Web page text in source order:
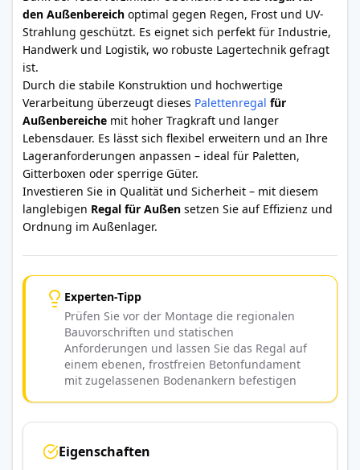
den Außenbereich optimal gegen Regen, Frost und UV-
Strahlung geschützt. Es eignet sich perfekt für Industrie,
Handwerk und Logistik, wo robuste Lagertechnik gefragt
ist.
Durch die stabile Konstruktion und hochwertige
Verarbeitung überzeugt dieses Palettenregal für
Außenbereiche mit hoher Tragkraft und langer
Lebensdauer. Es lässt sich flexibel erweitern und an Ihre
Lageranforderungen anpassen – ideal für Paletten,
Gitterboxen oder sperrige Güter.
Investieren Sie in Qualität und Sicherheit – mit diesem
langlebigen Regal für Außen setzen Sie auf Effizienz und
Ordnung im Außenlager.
Experten-Tipp
Prüfen Sie vor der Montage die regionalen
Bauvorschriften und statischen
Anforderungen und lassen Sie das Regal auf
einem ebenen, frostfreien Betonfundament
mit zugelassenen Bodenankern befestigen
Eigenschaften